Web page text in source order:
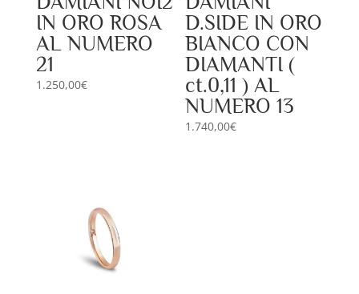
IN ORO ROSA
AL NUMERO
21
1.250,00€
D.SIDE IN ORO
BIANCO CON
DIAMANTI (
ct.0,11 ) AL
NUMERO 13
1.740,00€